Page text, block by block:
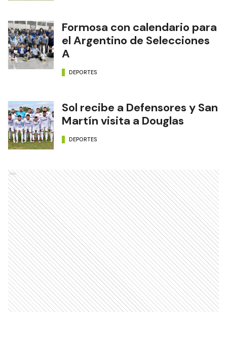
Formosa con calendario para
el Argentino de Selecciones
A
DEPORTES
Sol recibe a Defensores y San
Martín visita a Douglas
DEPORTES
Ads